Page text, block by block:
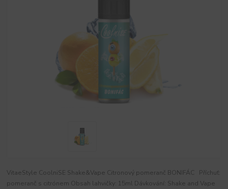
VitaeStyle CoolniSE Shake&Vape Citronový pomeranč BONIFÁC Příchuť:
pomeranč s citrónem Obsah lahvičky: 15ml Dávkování: Shake and Vape